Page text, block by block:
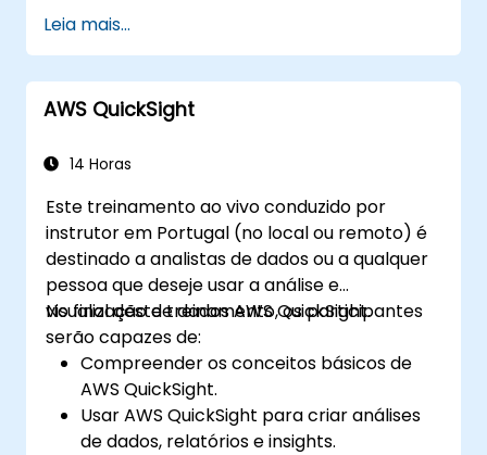
Aprender a usar ferramentas de API para
baixar e analisar dados da web.
Usar ferramentas de script do Alteryx,
incluindo Python e R.
Leia mais...
AWS QuickSight
14 Horas
Este treinamento ao vivo conduzido por
instrutor em Portugal (no local ou remoto) é
destinado a analistas de dados ou a qualquer
pessoa que deseje usar a análise e
visualização de dados AWS QuickSight.
No final deste treinamento, os participantes
serão capazes de:
Compreender os conceitos básicos de
AWS QuickSight.
Usar AWS QuickSight para criar análises
de dados, relatórios e insights.